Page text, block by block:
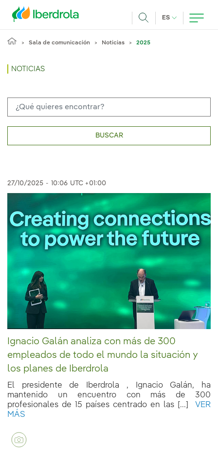
ES IDIOMA
Sala de comunicación Noticias 2025
NOTICIAS
BUSCAR
27/10/2025 - 10:06 UTC +01:00
Ignacio Galán analiza con más de 300
empleados de todo el mundo la situación y
los planes de Iberdrola
El presidente de Iberdrola , Ignacio Galán, ha
mantenido un encuentro con más de 300
profesionales de 15 países centrado en las [...]
VER
MÁS